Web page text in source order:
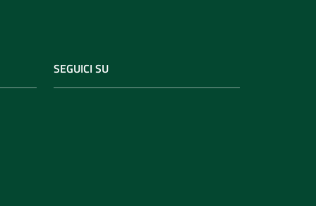
SEGUICI SU